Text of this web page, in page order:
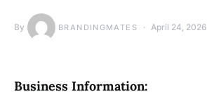
By BRANDINGMATES April 24, 2026
Business Information: